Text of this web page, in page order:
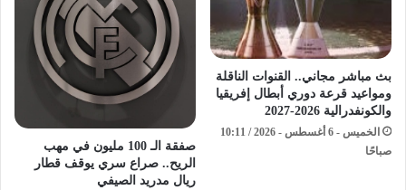
بث مباشر مجاني.. القنوات الناقلة
ومواعيد قرعة دوري أبطال إفريقيا
والكونفدرالية 2026-2027
الخميس - 6 أغسطس - 2026 / 10:11
صباحًا
صفقة الـ 100 مليون في مهب
الريح.. صراع سري يوقف قطار
ريال مدريد الصيفي